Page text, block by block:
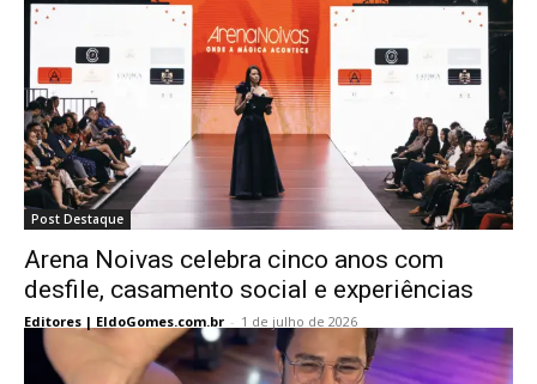
Post Destaque
Arena Noivas celebra cinco anos com
desfile, casamento social e experiências
Editores | EldoGomes.com.br - 1 de julho de 2026